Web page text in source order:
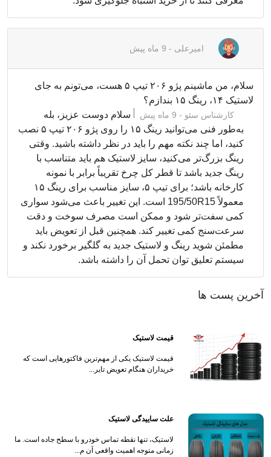
آخرین پست ها
قیمت لاستیک
قیمت لاستیک یکی از مهم‌ترین فاکتورهایی است که
خریداران هنگام تعویض تایر...
علت ساییدگی لاستیک
لاستیک، تنها نقطه تماس خودرو با سطح جاده است. ما
زمانی متوجه اهمیت واقعی آن م...
امیرعلی - 9 ماه پیش
سلام، من ماشینم پژو ۲۰۶ تیپ ۵ هست، می‌تونم به جای
لاستیک ۱۴، رینگ ۱۵ بندازم؟
کارشناس سئو - 9 ماه پیش
سلام دوست عزیز، بله
به‌طور فنی می‌توانید رینگ ۱۵ را روی پژو ۲۰۶ تیپ ۵ نصب
کنید، اما چند نکته مهم را باید در نظر داشته باشید. وقتی
رینگ بزرگ‌تر می‌کنید، سایز لاستیک هم باید متناسب با
رینگ جدید باشد تا قطر کل چرخ تقریباً برابر با نمونه
کارخانه باشد؛ برای تیپ ۵، سایز مناسب برای رینگ ۱۵
معمولاً 195/50R15 است. این تغییر باعث می‌شود سواری
کمی سفت‌تر شود و ممکن است مصرف سوخت و دقت
سرعت‌سنج کمی تغییر کند. همچنین قبل از تعویض باید
مطمئن شوید رینگ و لاستیک جدید به گلگیر برخورد نکند و
سیستم تعلیق توان تحمل آن را داشته باشد.